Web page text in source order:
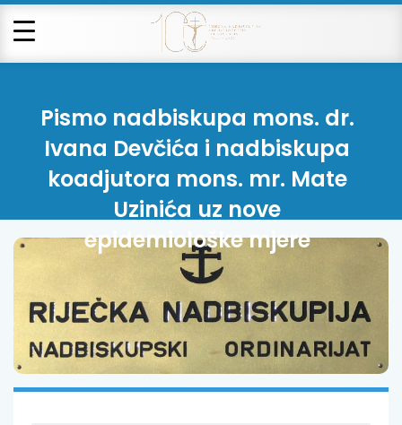
Pismo nadbiskupa mons. dr.
Ivana Devčića i nadbiskupa
koadjutora mons. mr. Mate
Uzinića uz nove
epidemiološke mjere